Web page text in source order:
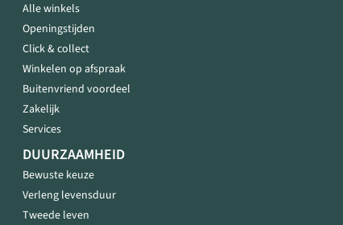
Alle winkels
Openingstijden
Click & collect
Winkelen op afspraak
Buitenvriend voordeel
Zakelijk
Services
DUURZAAMHEID
Bewuste keuze
Verleng levensduur
Tweede leven